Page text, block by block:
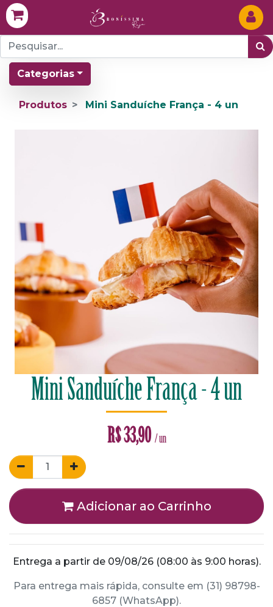
Categorias
Produtos Mini Sanduíche França - 4 un
Mini Sanduíche França - 4 un
R$33,90 / un
Adicionar ao Carrinho
Entrega a partir de 09/08/26 (08:00 às 9:00 horas).
Para entrega mais rápida, consulte em (31) 98798-
6857 (WhatsApp).